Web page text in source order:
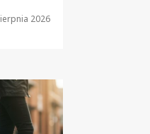
2026